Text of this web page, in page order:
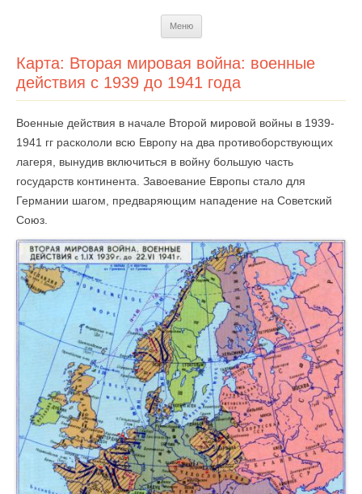
Меню
Карта: Вторая мировая война: военные
действия с 1939 до 1941 года
Военные действия в начале Второй мировой войны в 1939-
1941 гг раскололи всю Европу на два противоборствующих
лагеря, вынудив включиться в войну большую часть
государств континента. Завоевание Европы стало для
Германии шагом, предваряющим нападение на Советский
Союз.